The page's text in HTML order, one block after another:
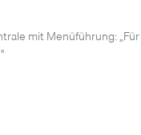
mit Menüführung: